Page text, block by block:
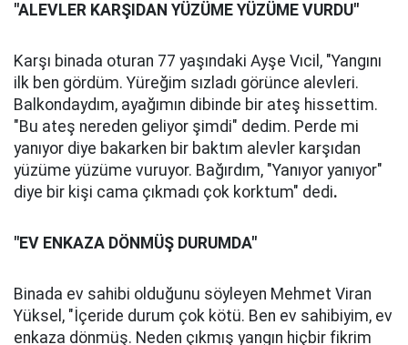
"ALEVLER KARŞIDAN YÜZÜME YÜZÜME VURDU"
Karşı binada oturan 77 yaşındaki Ayşe Vıcil, "Yangını
ilk ben gördüm. Yüreğim sızladı görünce alevleri.
Balkondaydım, ayağımın dibinde bir ateş hissettim.
"Bu ateş nereden geliyor şimdi" dedim. Perde mi
yanıyor diye bakarken bir baktım alevler karşıdan
yüzüme yüzüme vuruyor. Bağırdım, "Yanıyor yanıyor"
diye bir kişi cama çıkmadı çok korktum" dedi.
"EV ENKAZA DÖNMÜŞ DURUMDA"
Binada ev sahibi olduğunu söyleyen Mehmet Viran
Yüksel, "İçeride durum çok kötü. Ben ev sahibiyim, ev
enkaza dönmüş. Neden çıkmış yangın hiçbir fikrim